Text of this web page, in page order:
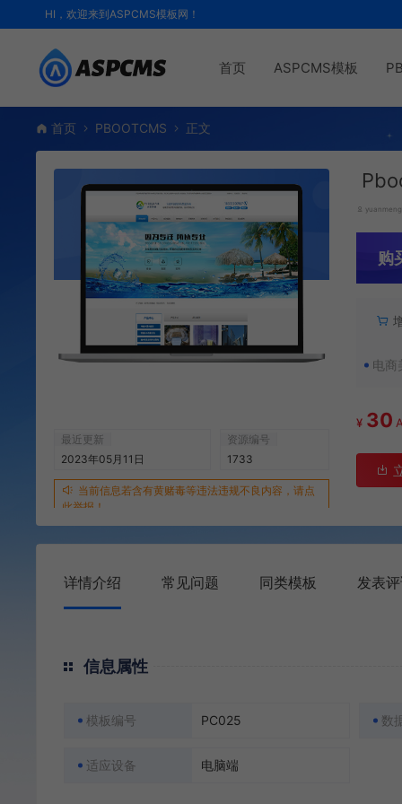
HI，欢迎来到ASPCMS模板网！
首页 ASPCMS模板
首页 PBOOTCMS 正文
最近更新
2023年05月11日
资源编号
1733
当前信息若含有黄赌毒等违法违规不良内容，请点
此举报！
yuanmeng
购
电商
¥ 30
详情介绍 常见问题 同类模板 发表
信息属性
模板编号 PC025 数
适应设备 电脑端